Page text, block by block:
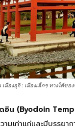
เมืองอุจิ : เมืองเล็กๆ ทางใต้ขอ
อิน (Byodoin
ามเก่าแก่และมีบรรย